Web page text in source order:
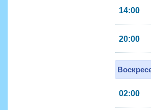
14:00
20:00
02:00